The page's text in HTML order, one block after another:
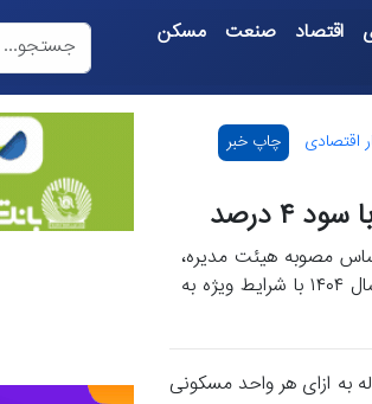
اقتصاد صنعت مسکن
اقتصادی چاپ خبر
مصوبه هیئت مدیره،
پرداخت تسهیلات خرید و ساخت مسکن ویژه ایثارگران در سال ۱۴۰۴ با شرایط ویژه به
-به گزارشخبرگزاری تسنیم، بر اساس این مصوبه، تسهیلات یادگردیده با نرخ سود 4 درصد و دوره بازپرداخت 20 ساله به ازای هر واحد مسکونی